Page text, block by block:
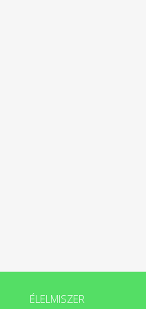
ÉLELMISZER